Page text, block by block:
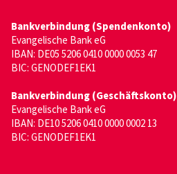
Bankverbindung (Spendenkonto)
Evangelische Bank eG
IBAN: DE05 5206 0410 0000 0053 47
BIC: GENODEF1EK1
Bankverbindung (Geschäftskonto)
Evangelische Bank eG
IBAN: DE10 5206 0410 0000 0002 13
BIC: GENODEF1EK1